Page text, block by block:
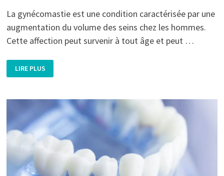
La gynécomastie est une condition caractérisée par une
augmentation du volume des seins chez les hommes.
Cette affection peut survenir à tout âge et peut …
EN
TUNISIE
MAMMAIRE
LES
HOMMES
LIRE PLUS